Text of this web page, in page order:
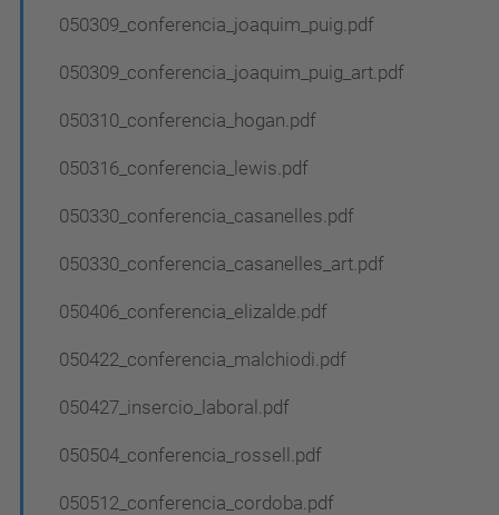
050309_conferencia_joaquim_puig.pdf
050309_conferencia_joaquim_puig_art.pdf
050310_conferencia_hogan.pdf
050316_conferencia_lewis.pdf
050330_conferencia_casanelles.pdf
050330_conferencia_casanelles_art.pdf
050406_conferencia_elizalde.pdf
050422_conferencia_malchiodi.pdf
050427_insercio_laboral.pdf
050504_conferencia_rossell.pdf
050512_conferencia_cordoba.pdf